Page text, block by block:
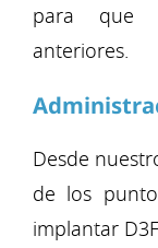
para que
anteriores.
Desde
de los
implantar